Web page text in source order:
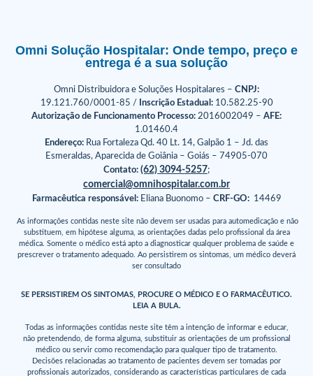
Omni Solução Hospitalar: Onde tempo, preço e
entrega é a sua solução
Omni Distribuidora e Soluções Hospitalares – CNPJ:
19.121.760/0001-85 /
Inscrição Estadual:10.582.25-90
Autorização de Funcionamento Processo: 2016002049 – AFE:
1.01460.4
Endereço: Rua Fortaleza Qd. 40 Lt. 14, Galpão 1 – Jd. das
Esmeraldas, Aparecida de Goiânia – Goiás – 74905-070
Contato: (62) 3094-5257;
comercial@omnihospitalar.com.br
Farmacêutica responsável:Eliana Buonomo – CRF-GO:14469
As informações contidas neste site não devem ser usadas para automedicação e não
substituem, em hipótese alguma, as orientações dadas pelo profissional da área
médica. Somente o médico está apto a diagnosticar qualquer problema de saúde e
prescrever o tratamento adequado. Ao persistirem os sintomas, um médico deverá
ser consultado
SE PERSISTIREM OS SINTOMAS, PROCURE O MÉDICO E O FARMACÊUTICO.
LEIA A BULA.
Todas as informações contidas neste site têm a intenção de informar e educar,
não pretendendo, de forma alguma, substituir as orientações de um profissional
médico ou servir como recomendação para qualquer tipo de tratamento.
Decisões relacionadas ao tratamento de pacientes devem ser tomadas por
profissionais autorizados, considerando as características particulares de cada